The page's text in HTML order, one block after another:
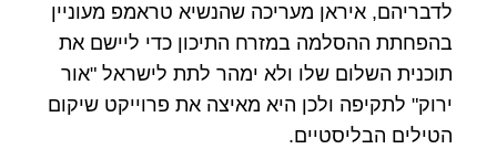
לדבריהם, איראן מעריכה שהנשיא טראמפ מעוניין
בהפחתת ההסלמה במזרח התיכון כדי ליישם את
תוכנית השלום שלו ולא ימהר לתת לישראל "אור
ירוק" לתקיפה ולכן היא מאיצה את פרוייקט שיקום
הטילים הבליסטיים.